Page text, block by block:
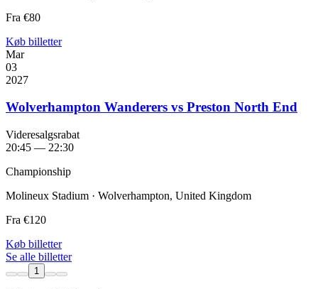
Fra €80
Køb billetter
Mar
03
2027
Wolverhampton Wanderers vs Preston North End
Videresalgsrabat
20:45 — 22:30
Championship
Molineux Stadium · Wolverhampton, United Kingdom
Fra €120
Køb billetter
Se alle billetter
1